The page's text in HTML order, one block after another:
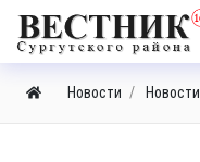
Новости Новости